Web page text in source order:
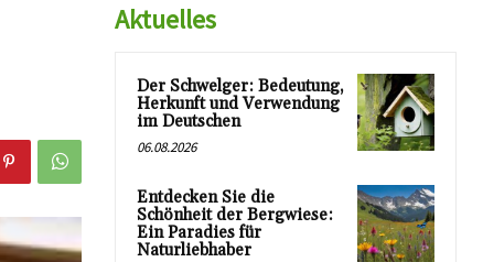
Aktuelles
Der Schwelger: Bedeutung,
Herkunft und Verwendung
im Deutschen
06.08.2026
Entdecken Sie die
Schönheit der Bergwiese:
Ein Paradies für
Naturliebhaber